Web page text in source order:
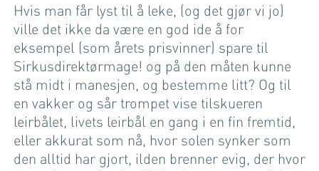
Hvis man får lyst til å leke, (og det gjør vi jo)
ville det ikke da være en god ide å for
eksempel (som årets prisvinner) spare til
Sirkusdirektørmage! og på den måten kunne
stå midt i manesjen, og bestemme litt? Og til
en vakker og sår trompet vise tilskueren
leirbålet, livets leirbål en gang i en fin fremtid,
eller akkurat som nå, hvor solen synker som
den alltid har gjort, ilden brenner evig, der hvor